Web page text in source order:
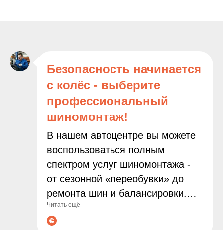
Безопасность начинается
с колёс - выберите
профессиональный
шиномонтаж!
В нашем автоцентре вы можете
воспользоваться полным
спектром услуг шиномонтажа -
от сезонной «переобувки» до
ремонта шин и балансировки.
Мы используем современное
оборудование и работаем только
Читать ещё